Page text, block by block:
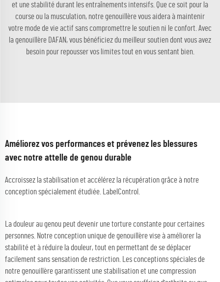
et une stabilité durant les entraînements intensifs. Que ce soit pour la
course ou la musculation, notre genouillère vous aidera à maintenir
votre mode de vie actif sans compromettre le soutien ni le confort. Avec
la genouillère DAFAN, vous bénéficiez du meilleur soutien dont vous avez
besoin pour repousser vos limites tout en vous sentant bien.
Améliorez vos performances et prévenez les blessures
avec notre attelle de genou durable
Accroissez la stabilisation et accélérez la récupération grâce à notre
conception spécialement étudiée. LabelControl.
La douleur au genou peut devenir une torture constante pour certaines
personnes. Notre conception unique de genouillère vise à améliorer la
stabilité et à réduire la douleur, tout en permettant de se déplacer
facilement sans sensation de restriction. Les conceptions spéciales de
notre genouillère garantissent une stabilisation et une compression